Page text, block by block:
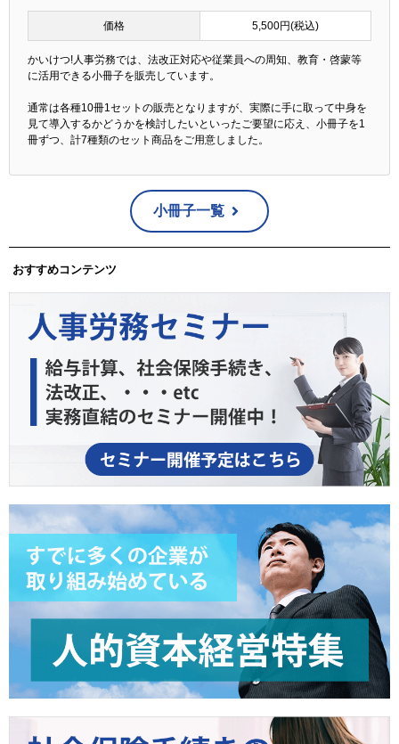
価格 5,500円(税込)
かいけつ!人事労務では、法改正対応や従業員への周知、教育・啓蒙等
に活用できる小冊子を販売しています。
通常は各種10冊1セットの販売となりますが、実際に手に取って中身を
見て導入するかどうかを検討したいといったご要望に応え、小冊子を1
冊ずつ、計7種類のセット商品をご用意しました。
小冊子一覧
おすすめコンテンツ